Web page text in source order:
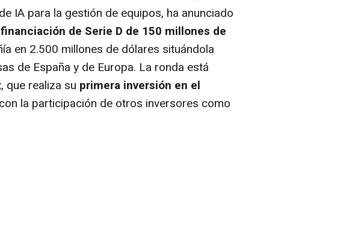
IA para la gestión de equipos, ha anunciado
de Serie D de 150 millones de
en 2.500 millones de dólares situándola
de España y de Europa. La ronda está
, que realiza su primera inversión en el
la participación de otros inversores como